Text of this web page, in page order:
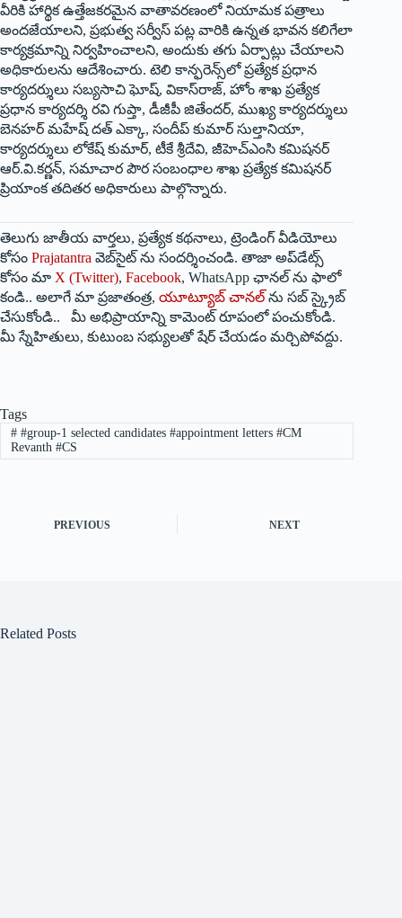
వీరికి హార్థిక ఉత్తేజకరమైన వాతావరణంలో నియామక పత్రాలు
అందజేయాలని, ప్రభుత్వ సర్వీస్‌ పట్ల వారికి ఉన్నత భావన కలిగేలా
కార్యక్రమాన్ని నిర్వహించాలని, అందుకు తగు ఏర్పాట్లు చేయాలని
అధికారులను ఆదేశించారు. టెలి కాన్ఫరెన్స్‌లో ప్రత్యేక ప్రధాన
కార్యదర్శులు సబ్యసాచి ఘోష్‌, వికాస్‌రాజ్‌, హోం శాఖ ప్రత్యేక
ప్రధాన కార్యదర్శి రవి గుప్తా, డీజీపీ జితేందర్‌, ముఖ్య కార్యదర్శులు
బెనహర్‌ మహేష్‌ దత్‌ ఎక్కా, సందీప్‌ కుమార్‌ సుల్తానియా,
కార్యదర్శులు లోకేష్‌ కుమార్‌, టీకే శ్రీదేవి, జీహెచ్‌ఎంసి కమిషనర్‌
ఆర్‌.వి.కర్ణన్‌, సమాచార పౌర సంబంధాల శాఖ ప్రత్యేక కమిషనర్‌
ప్రియాంక తదితర అధికారులు పాల్గొన్నారు.
తెలుగు జాతీయ వార్తలు, ప్రత్యేక కథనాలు, ట్రెండింగ్ వీడియోలు
కోసం Prajatantra వెబ్‌సైట్ ను సందర్శించండి. తాజా అప్‌డేట్స్
కోసం మా X (Twitter), Facebook, WhatsApp ఛానల్ ను ఫాలో
కండి.. అలాగే మా ప్రజాతంత్ర, యూట్యూబ్ చానల్ ను సబ్ స్క్రైబ్
చేసుకోండి.. మీ అభిప్రాయాన్ని కామెంట్ రూపంలో పంచుకోండి.
మీ స్నేహితులు, కుటుంబ సభ్యులతో షేర్ చేయడం మర్చిపోవద్దు.
Tags
##group-1 selected candidates #appointment letters #CM
Revanth #CS
PREVIOUS NEXT
Related Posts